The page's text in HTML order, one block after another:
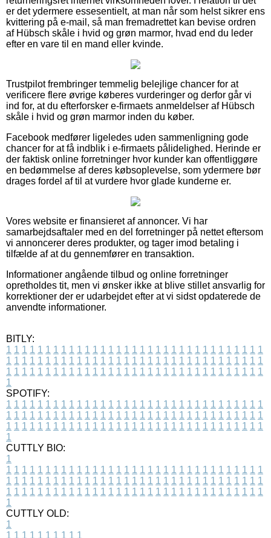
er det ydermere essesentielt, at man når som helst sikrer ens
kvittering på e-mail, så man fremadrettet kan bevise ordren
af Hübsch skåle i hvid og grøn marmor, hvad end du leder
efter en vare til en mand eller kvinde.
Trustpilot frembringer temmelig belejlige chancer for at
verificere flere øvrige køberes vurderinger og derfor går vi
ind for, at du efterforsker e-firmaets anmeldelser af Hübsch
skåle i hvid og grøn marmor inden du køber.
Facebook medfører ligeledes uden sammenligning gode
chancer for at få indblik i e-firmaets pålidelighed. Herinde er
der faktisk online forretninger hvor kunder kan offentliggøre
en bedømmelse af deres købsoplevelse, som ydermere bør
drages fordel af til at vurdere hvor glade kunderne er.
Vores website er finansieret af annoncer. Vi har
samarbejdsaftaler med en del forretninger på nettet eftersom
vi annoncerer deres produkter, og tager imod betaling i
tilfælde af at du gennemfører en transaktion.
Informationer angående tilbud og online forretninger
opretholdes tit, men vi ønsker ikke at blive stillet ansvarlig for
korrektioner der er udarbejdet efter at vi sidst opdaterede de
anvendte informationer.
BITLY:
1 1 1 1 1 1 1 1 1 1 1 1 1 1 1 1 1 1 1 1 1 1 1 1 1 1 1 1 1 1 1 1 1
1 1 1 1 1 1 1 1 1 1 1 1 1 1 1 1 1 1 1 1 1 1 1 1 1 1 1 1 1 1 1 1 1
1 1 1 1 1 1 1 1 1 1 1 1 1 1 1 1 1 1 1 1 1 1 1 1 1 1 1 1 1 1 1 1 1
1
SPOTIFY:
1 1 1 1 1 1 1 1 1 1 1 1 1 1 1 1 1 1 1 1 1 1 1 1 1 1 1 1 1 1 1 1 1
1 1 1 1 1 1 1 1 1 1 1 1 1 1 1 1 1 1 1 1 1 1 1 1 1 1 1 1 1 1 1 1 1
1 1 1 1 1 1 1 1 1 1 1 1 1 1 1 1 1 1 1 1 1 1 1 1 1 1 1 1 1 1 1 1 1
1
CUTTLY BIO:
1
1 1 1 1 1 1 1 1 1 1 1 1 1 1 1 1 1 1 1 1 1 1 1 1 1 1 1 1 1 1 1 1 1
1 1 1 1 1 1 1 1 1 1 1 1 1 1 1 1 1 1 1 1 1 1 1 1 1 1 1 1 1 1 1 1 1
1 1 1 1 1 1 1 1 1 1 1 1 1 1 1 1 1 1 1 1 1 1 1 1 1 1 1 1 1 1 1 1 1
1
CUTTLY OLD:
1
1 1 1 1 1 1 1 1 1 1